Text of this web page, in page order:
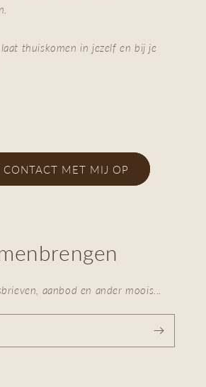
thuiskomen in jezelf en bij je
CONTACT MET MIJ OP
aanbod en ander moois...